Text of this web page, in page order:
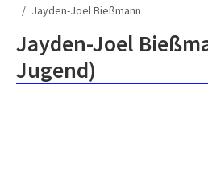
Jayden-Joel Bießmann
Jayden-Joel
Jugend)